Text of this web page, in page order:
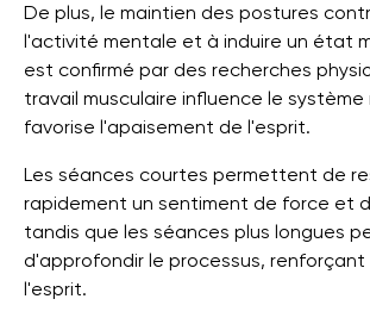
De plus, le maintien des postures
l'activité mentale et à induire un état
est confirmé par des recherches
travail musculaire influence le
favorise l'apaisement de l'esprit.
Les séances courtes permettent de
rapidement un sentiment de force et
tandis que les séances plus longues
d'approfondir le processus, renforçant
l'esprit.